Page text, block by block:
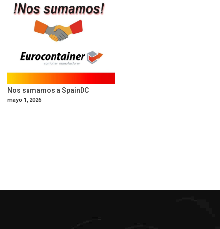
Nos sumamos a SpainDC
mayo 1, 2026